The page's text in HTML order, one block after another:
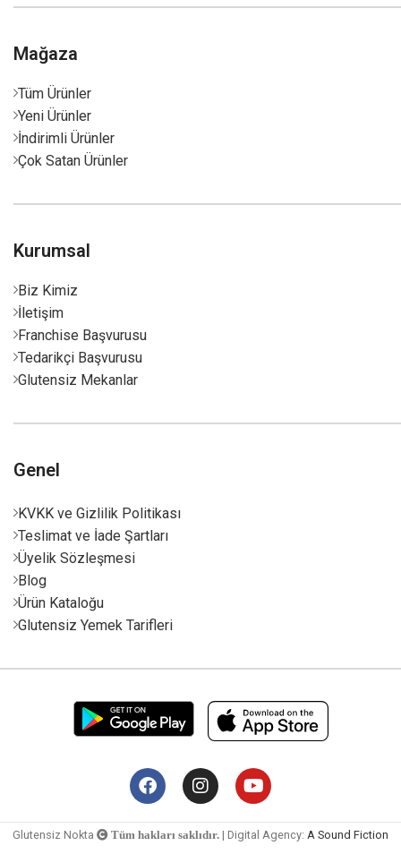
Mağaza
Tüm Ürünler
Yeni Ürünler
İndirimli Ürünler
Çok Satan Ürünler
Kurumsal
Biz Kimiz
İletişim
Franchise Başvurusu
Tedarikçi Başvurusu
Glutensiz Mekanlar
Genel
KVKK ve Gizlilik Politikası
Teslimat ve İade Şartları
Üyelik Sözleşmesi
Blog
Ürün Kataloğu
Glutensiz Yemek Tarifleri
Glutensiz Nokta Tüm hakları saklıdır. | Digital Agency: A Sound Fiction